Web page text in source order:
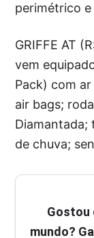
perimétrico e
GRIFFE AT
vem
Pack) com
air bags;
Diamantada;
de chuva;
Gostou
mundo?